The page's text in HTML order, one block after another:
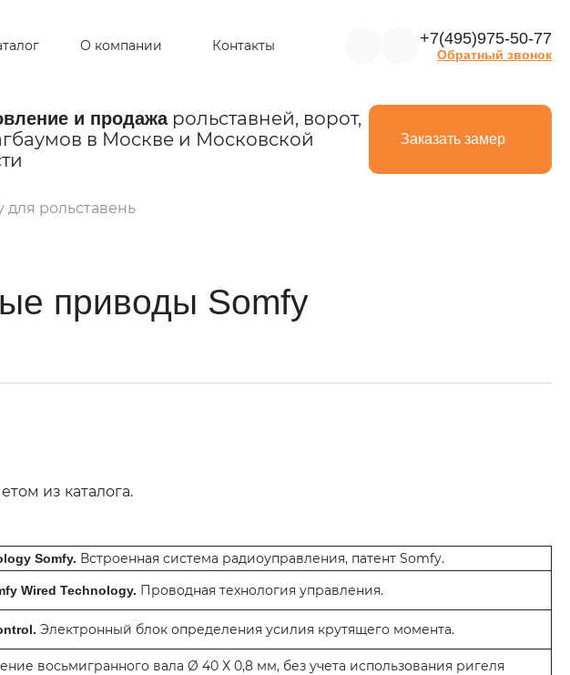
О компании Контакты +7(495)975-50-77
Обратный звонок
и продажарольставней, ворот,
в Москве и Московской
Заказать замер
рольставень
приводы Somfy
из каталога.
Somfy. Встроенная система радиоуправления, патент Somfy.
Wired Technology. Проводная технология управления.
Электронный блок определения усилия крутящего момента.
восьмигранного вала Ø 40 Х 0,8 мм, без учета использования ригеля